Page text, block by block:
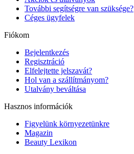
További segítségre van szüksége?
Céges ügyfelek
Fiókom
Bejelentkezés
Regisztráció
Elfelejtette jelszavát?
Hol van a szállítmányom?
Utalvány beváltása
Hasznos információk
Figyelünk környezetünkre
Magazin
Beauty Lexikon